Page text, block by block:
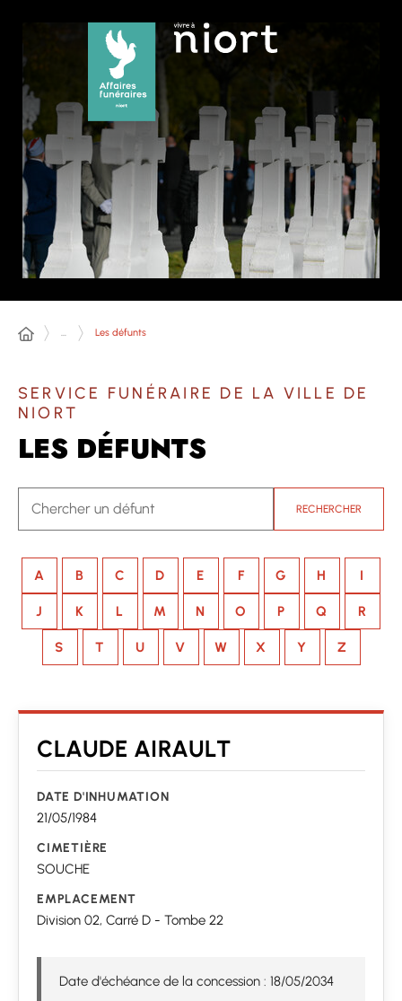
... Les défunts
SERVICE FUNÉRAIRE DE LA VILLE DE
NIORT
LES DÉFUNTS
RECHERCHER
A B C D E F G H I
J K L M N O P Q R
S T U V W X Y Z
CLAUDE AIRAULT
DATE D'INHUMATION
21/05/1984
CIMETIÈRE
SOUCHE
EMPLACEMENT
Division 02, Carré D - Tombe 22
Date d'échéance de la concession : 18/05/2034